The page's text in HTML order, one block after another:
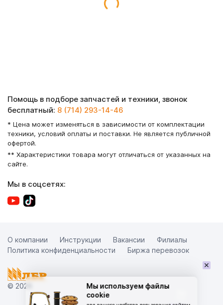
Мы используем файлы
cookie
Помощь в подборе запчастей и техники, звонок
бесплатный: 8 (714) 293-14-46
* Цена может изменяться в зависимости от комплектации
техники, условий оплаты и поставки. Не является публичной
офертой.
** Характеристики товара могут отличаться от указанных на
сайте.
Мы в соцсетях:
© 2026
О компании Инструкции Вакансии
Филиалы
Политика конфиденциальности
Биржа перевозок
×